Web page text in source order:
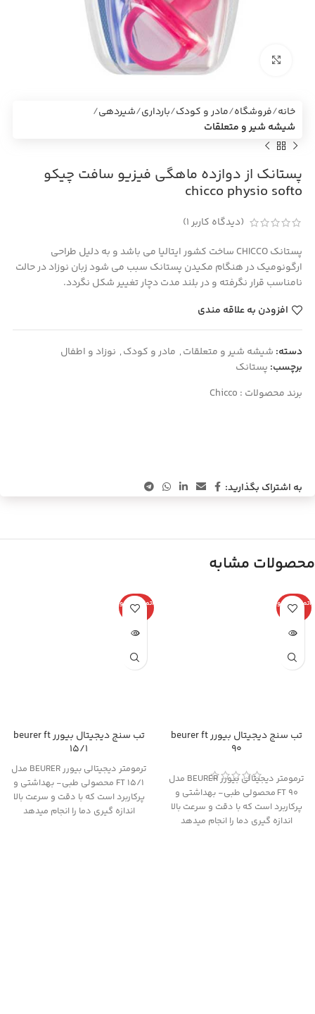
بزرگنمایی تصویر
خانه فروشگاه مادر و کودک بارداری شیردهی
شیشه شیر و متعلقات
پستانک از دوازده ماهگی فیزیو سافت چیکو
chicco physio softo
(دیدگاه کاربر1
)
پستانک CHICCO ساخت کشور ایتالیا می باشد و به دلیل طراحی
ارگونومیک در هنگام مکیدن پستانک سبب می شود زبان نوزاد در حالت
نامناسب قرار نگرفته و در بلند مدت دچار تغییر شکل نگردد.
افزودن به علاقه مندی
دسته: شیشه شیر و متعلقات, مادر و کودک, نوزاد و اطفال
برچسب: پستانک
برند محصولات : Chicco
به اشتراک بگذارید:
محصولات مشابه
اتمام موجو
دی
تب سنج دیجیتال بیورر beurer ft
90
ترمومتر دیجیتالی بیورر BEURER مدل
FT 90 محصولی طبی- بهداشتی و
پرکاربرد است که با دقت و سرعت بالا
اندازه گیری دما را انجام میدهد
اتمام موجو
دی
تب سنج دیجیتال بیورر beurer ft
15/1
ترمومتر دیجیتالی بیورر BEURER مدل
FT 15/1 محصولی طبی- بهداشتی و
پرکاربرد است که با دقت و سرعت بالا
اندازه گیری دما را انجام میدهد